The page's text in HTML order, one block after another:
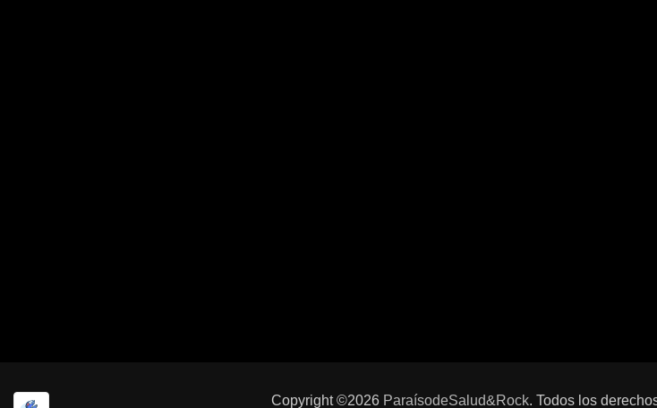
Copyright ©2026 ParaísodeSalud&Rock. Todos los